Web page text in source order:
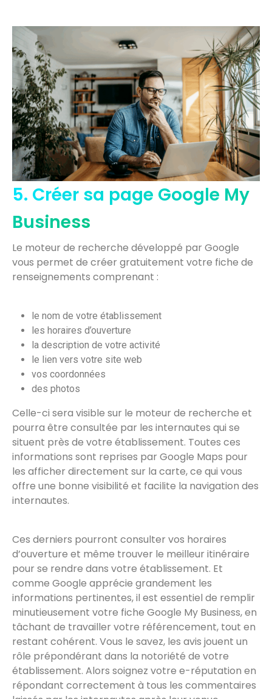
5. Créer sa page Google My
Business
Le moteur de recherche développé par Google
vous permet de créer gratuitement votre fiche de
renseignements comprenant :
le nom de votre établissement
les horaires d’ouverture
la description de votre activité
le lien vers votre site web
vos coordonnées
des photos
Celle-ci sera visible sur le moteur de recherche et
pourra être consultée par les internautes qui se
situent près de votre établissement. Toutes ces
informations sont reprises par Google Maps pour
les afficher directement sur la carte, ce qui vous
offre une bonne visibilité et facilite la navigation des
internautes.
Ces derniers pourront consulter vos horaires
d’ouverture et même trouver le meilleur itinéraire
pour se rendre dans votre établissement. Et
comme Google apprécie grandement les
informations pertinentes, il est essentiel de remplir
minutieusement votre fiche Google My Business, en
tâchant de travailler votre référencement, tout en
restant cohérent. Vous le savez, les avis jouent un
rôle prépondérant dans la notoriété de votre
établissement. Alors soignez votre e-réputation en
répondant correctement à tous les commentaires